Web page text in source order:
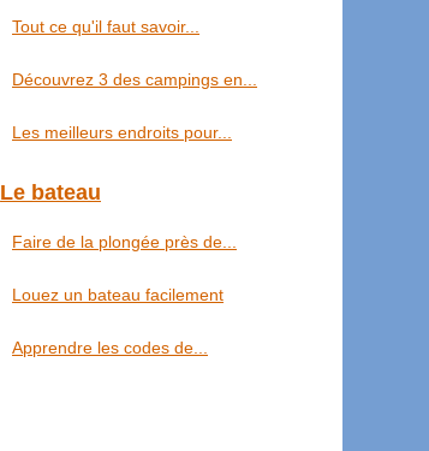
Tout ce qu'il faut savoir...
Découvrez 3 des campings en...
Les meilleurs endroits pour...
Le bateau
Faire de la plongée près de...
Louez un bateau facilement
Apprendre les codes de...